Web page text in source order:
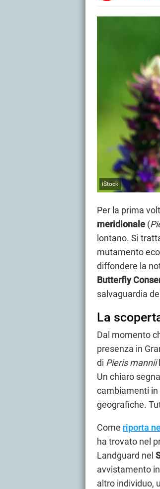
tempo
iStock
Per la prima
meridionale (
lontano. Si
mutamento
diffondere la
Butterfly
salvaguardia
La
Dal momento
presenza in
di Pieris mannii
Un chiaro
cambiamenti in
geografiche.
Come riporta
ha trovato nel
Landguard nel
avvistamento
altro individuo,